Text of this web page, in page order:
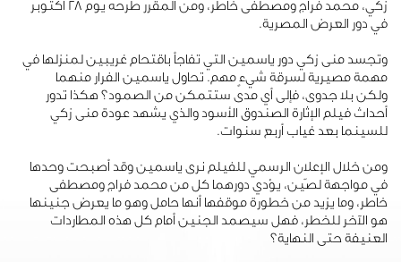
زكي، محمد فراج ومصطفى خاطر، ومن المقرر طرحه يوم 28 أكتوبر
في دور العرض المصرية.
وتجسد منى زكي دور ياسمين التي تفاجأ باقتحام غريبين لمنزلها في
مهمة مصيرية لسرقة شيءٍ مهم. تحاول ياسمين الفرار منهما
ولكن بلا جدوى، فإلى أي مدى ستتمكن من الصمود؟ هكذا تدور
أحداث فيلم الإثارة الصندوق الأسود والذي يشهد عودة منى زكي
للسينما بعد غياب أربع سنوات.
ومن خلال الإعلان الرسمي للفيلم نرى ياسمين وقد أصبحت وحدها
في مواجهة لصّين، يؤدي دورهما كل من محمد فراج ومصطفى
خاطر، وما يزيد من خطورة موقفها أنها حامل وهو ما يعرض جنينها
هو الآخر للخطر، فهل سيصمد الجنين أمام كل هذه المطاردات
العنيفة حتى النهاية؟